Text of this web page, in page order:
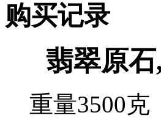
购买记录
翡翠原
重量3500